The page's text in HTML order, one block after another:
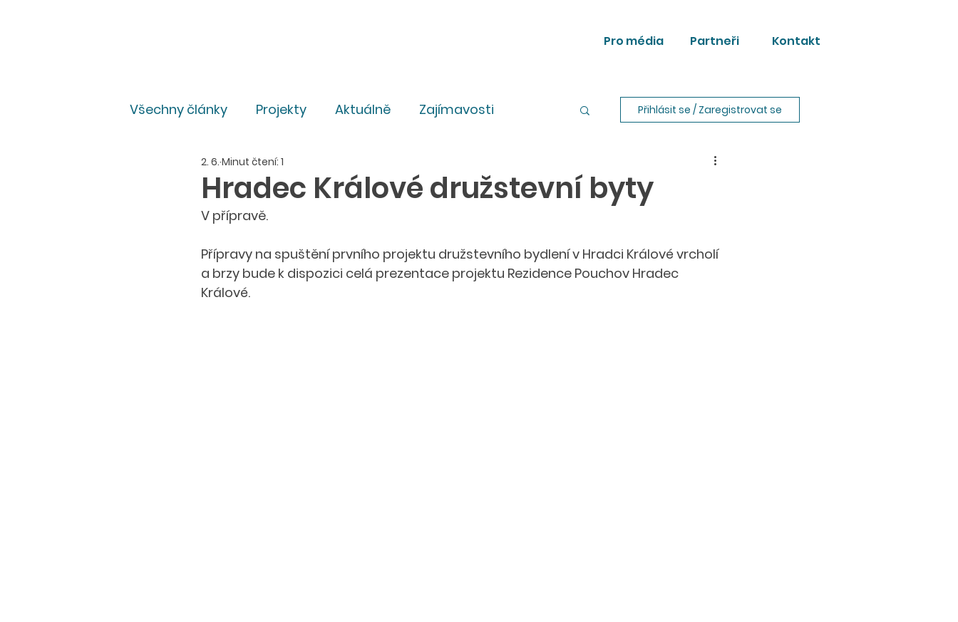
Pro média Partneři Kontakt
Všechny články Projekty Aktuálně Zajímavosti
Pro média Právní
Přihlásit se / Zaregistrovat se
Hradec Králové družstevní byty
2. 6. Minut čtení: 1
V přípravě.
Přípravy na spuštění prvního projektu družstevního bydlení v Hradci Králové vrcholí
a brzy bude k dispozici celá prezentace projektu Rezidence Pouchov Hradec
Králové.